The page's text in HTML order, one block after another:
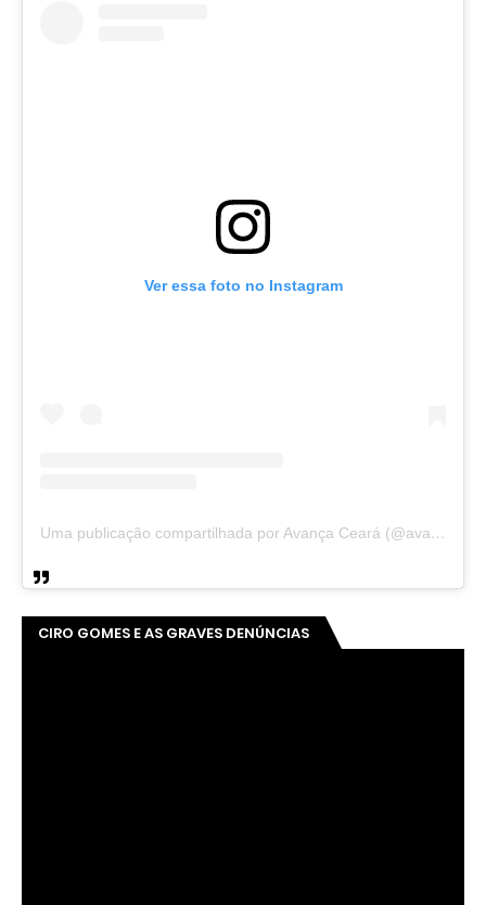
Ver essa foto no Instagram
Uma publicação compartilhada por Avança Ceará (@avancaceara)
CIRO GOMES E AS GRAVES DENÚNCIAS